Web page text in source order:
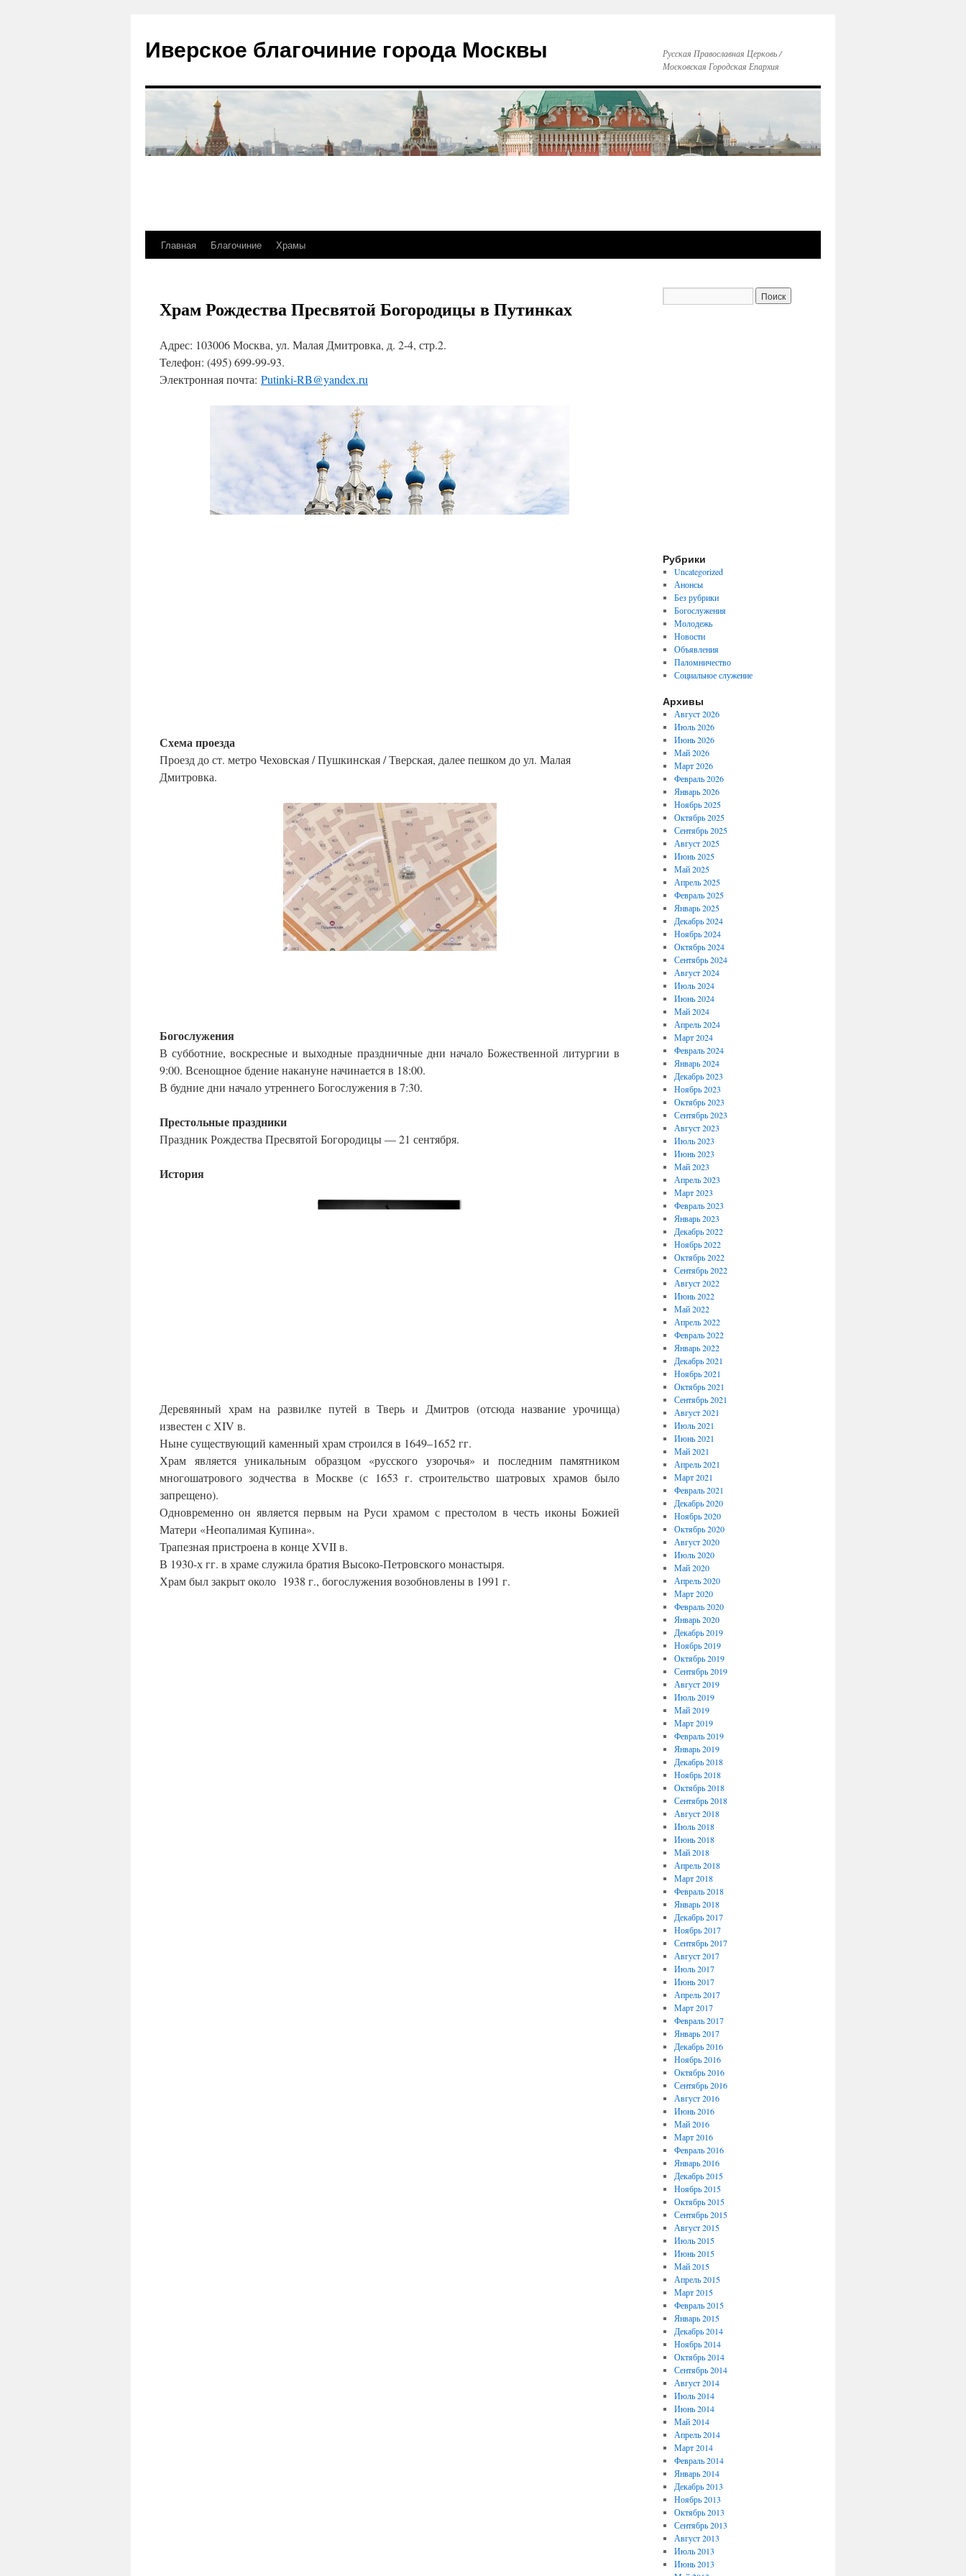
Иверское благочиние города Москвы
Русская Православная Церковь /
Московская Городская Епархия
Перейти
Главная Благочиние Храмы
Храм Рождества Пресвятой Богородицы в Путинках
Адрес: 103006 Москва, ул. Малая Дмитровка, д. 2-4, стр.2.
Телефон: (495) 699-99-93.
Электронная почта: Putinki-RB@yandex.ru
Схема проезда
Проезд до ст. метро Чеховская / Пушкинская / Тверская, далее пешком до ул. Малая
Дмитровка.
Богослужения
В субботние, воскресные и выходные праздничные дни начало Божественной литургии в
9:00. Всенощное бдение накануне начинается в 18:00.
В будние дни начало утреннего Богослужения в 7:30.
Престольные праздники
Праздник Рождества Пресвятой Богородицы — 21 сентября.
История
Деревянный храм на развилке путей в Тверь и Дмитров (отсюда название урочища)
известен с ХIV в.
Ныне существующий каменный храм строился в 1649–1652 гг.
Храм является уникальным образцом «русского узорочья» и последним памятником
многошатрового зодчества в Москве (с 1653 г. строительство шатровых храмов было
запрещено).
Одновременно он является первым на Руси храмом с престолом в честь иконы Божией
Матери «Неопалимая Купина».
Трапезная пристроена в конце XVII в.
В 1930-х гг. в храме служила братия Высоко-Петровского монастыря.
Храм был закрыт около 1938 г., богослужения возобновлены в 1991 г.
Рубрики
Uncategorized
Анонсы
Без рубрики
Богослужения
Молодежь
Новости
Объявления
Паломничество
Социальное служение
Архивы
Август 2026
Июль 2026
Июнь 2026
Май 2026
Март 2026
Февраль 2026
Январь 2026
Ноябрь 2025
Октябрь 2025
Сентябрь 2025
Август 2025
Июнь 2025
Май 2025
Апрель 2025
Февраль 2025
Январь 2025
Декабрь 2024
Ноябрь 2024
Октябрь 2024
Сентябрь 2024
Август 2024
Июль 2024
Июнь 2024
Май 2024
Апрель 2024
Март 2024
Февраль 2024
Январь 2024
Декабрь 2023
Ноябрь 2023
Октябрь 2023
Сентябрь 2023
Август 2023
Июль 2023
Июнь 2023
Май 2023
Апрель 2023
Март 2023
Февраль 2023
Январь 2023
Декабрь 2022
Ноябрь 2022
Октябрь 2022
Сентябрь 2022
Август 2022
Июнь 2022
Май 2022
Апрель 2022
Февраль 2022
Январь 2022
Декабрь 2021
Ноябрь 2021
Октябрь 2021
Сентябрь 2021
Август 2021
Июль 2021
Июнь 2021
Май 2021
Апрель 2021
Март 2021
Февраль 2021
Декабрь 2020
Ноябрь 2020
Октябрь 2020
Август 2020
Июль 2020
Май 2020
Апрель 2020
Март 2020
Февраль 2020
Январь 2020
Декабрь 2019
Ноябрь 2019
Октябрь 2019
Сентябрь 2019
Август 2019
Июль 2019
Май 2019
Март 2019
Февраль 2019
Январь 2019
Декабрь 2018
Ноябрь 2018
Октябрь 2018
Сентябрь 2018
Август 2018
Июль 2018
Июнь 2018
Май 2018
Апрель 2018
Март 2018
Февраль 2018
Январь 2018
Декабрь 2017
Ноябрь 2017
Сентябрь 2017
Август 2017
Июль 2017
Июнь 2017
Апрель 2017
Март 2017
Февраль 2017
Январь 2017
Декабрь 2016
Ноябрь 2016
Октябрь 2016
Сентябрь 2016
Август 2016
Июнь 2016
Май 2016
Март 2016
Февраль 2016
Январь 2016
Декабрь 2015
Ноябрь 2015
Октябрь 2015
Сентябрь 2015
Август 2015
Июль 2015
Июнь 2015
Май 2015
Апрель 2015
Март 2015
Февраль 2015
Январь 2015
Декабрь 2014
Ноябрь 2014
Октябрь 2014
Сентябрь 2014
Август 2014
Июль 2014
Июнь 2014
Май 2014
Апрель 2014
Март 2014
Февраль 2014
Январь 2014
Декабрь 2013
Ноябрь 2013
Октябрь 2013
Сентябрь 2013
Август 2013
Июль 2013
Июнь 2013